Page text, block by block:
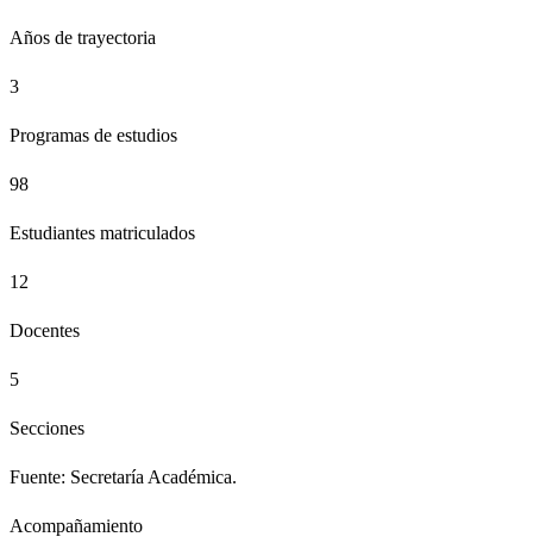
Años de trayectoria
3
Programas de estudios
98
Estudiantes matriculados
12
Docentes
5
Secciones
Fuente: Secretaría Académica.
Acompañamiento